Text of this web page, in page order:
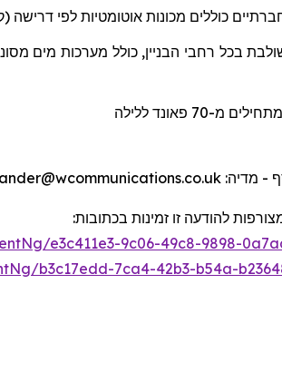
כוללים מכונות אוטומטיות לפי דרישה
בכל רחבי הבניין, כולל מערכות מים
מ-70
פאונד ללילה
- מדיה: otherwander@wcommunications.co.uk
להודעה זו זמינות בכתובות:
e3c411e3-9c06-49c8-9898-
b3c17edd-7ca4-42b3-b54a-